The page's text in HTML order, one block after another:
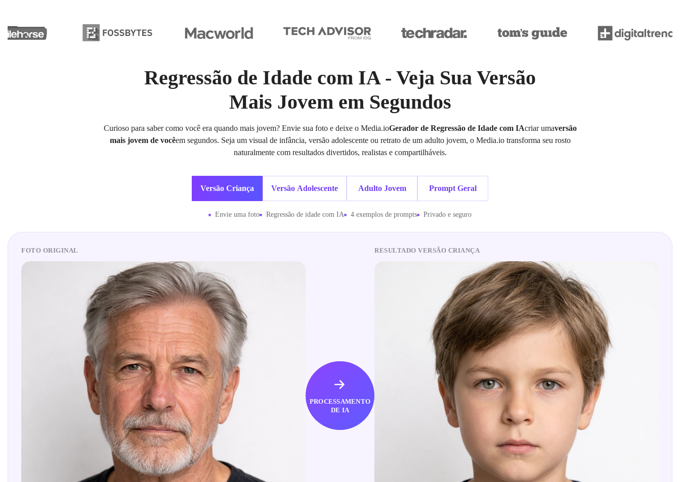
Regressão de Idade com IA - Veja Sua Versão
Mais Jovem em Segundos
Curioso para saber como você era quando mais jovem? Envie sua foto e deixe o Media.ioGerador de Regressão de Idade com IAcriar umaversão
mais jovem de vocêem segundos. Seja um visual de infância, versão adolescente ou retrato de um adulto jovem, o Media.io transforma seu rosto
naturalmente com resultados divertidos, realistas e compartilháveis.
Versão Criança Versão Adolescente Adulto Jovem Prompt Geral
Envie uma foto Regressão de idade com IA 4 exemplos de prompts Privado e seguro
FOTO ORIGINAL
PROCESSAMENTO
DE IA
RESULTADO VERSÃO CRIANÇA